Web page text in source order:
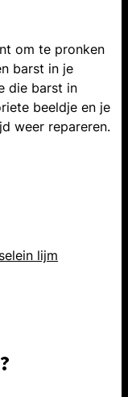
om te pronken
barst in je
die barst in
beeldje en je
weer repareren.
lijm